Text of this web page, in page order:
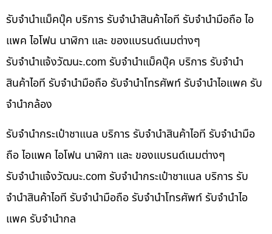
รับจำนำแม็คบุ๊ค บริการ รับจำนำสินค้าไอที รับจำนำมือถือ ไอ
แพค ไอโฟน นาฬิกา และ ของแบรนด์เนมต่างๆ
รับจํานําแจ้งวัฒนะ.com รับจำนำแม็คบุ๊ค บริการ รับจำนำ
สินค้าไอที รับจำนำมือถือ รับจำนำโทรศัพท์ รับจำนำไอแพค รับ
จำนำกล้อง
รับจำนำกระเป๋าชาแนล บริการ รับจำนำสินค้าไอที รับจำนำมือ
ถือ ไอแพค ไอโฟน นาฬิกา และ ของแบรนด์เนมต่างๆ
รับจํานําแจ้งวัฒนะ.com รับจำนำกระเป๋าชาแนล บริการ รับ
จำนำสินค้าไอที รับจำนำมือถือ รับจำนำโทรศัพท์ รับจำนำไอ
แพค รับจำนำกล